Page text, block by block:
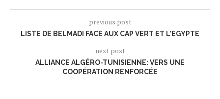
previous post
LISTE DE BELMADI FACE AUX CAP VERT ET L’EGYPTE
next post
ALLIANCE ALGÉRO-TUNISIENNE: VERS UNE
COOPÉRATION RENFORCÉE